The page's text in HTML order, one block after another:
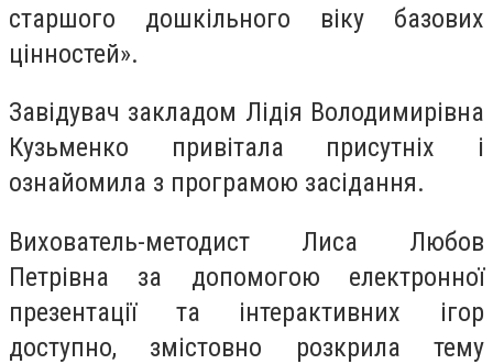
старшого дошкільного віку базових
цінностей».
Завідувач закладом Лідія Володимирівна
Кузьменко привітала присутніх і
ознайомила з програмою засідання.
Вихователь-методист Лиса Любов
Петрівна за допомогою електронної
презентації та інтерактивних ігор
доступно, змістовно розкрила тему